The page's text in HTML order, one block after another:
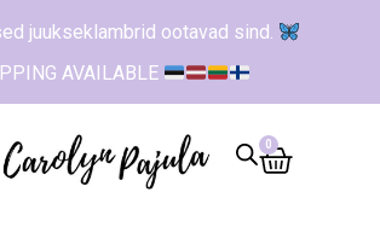
juukseklambrid ootavad sind.
AVAILABLE
0